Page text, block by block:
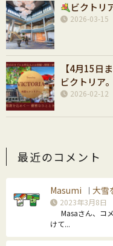
ビクトリ
2026-03-15
【4月15日
ビクトリア
2026-02-12
最近のコメント
Masumi ｜ 大雪
2023年3月8日
Masaさん、コ
けて...